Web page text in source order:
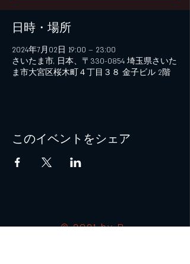
日時・場所
2024年7月02日 19:00 – 23:00
さいたま市, 日本、〒330-0854 埼玉県さいた
ま市大宮区桜木町４丁目３８ 金子ビル 2階
このイベントをシェア
© 2021 by B+